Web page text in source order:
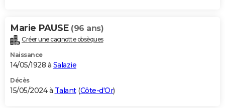
Marie PAUSE (96 ans)
Créer une cagnotte obsèques
Naissance
14/05/1928 à Salazie
Décès
15/05/2024 à Talant(Côte-d'Or)